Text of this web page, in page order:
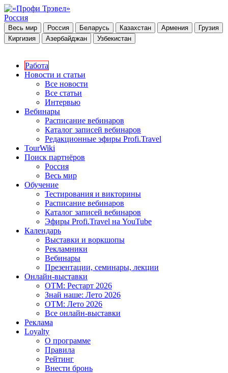
Россия
Весь мир Россия Беларусь Казахстан Армения
Грузия
Киргизия
Азербайджан Узбекистан
Работа
Новости и статьи
Все новости
Все статьи
Интервью
Вебинары
Расписание вебинаров
Каталог записей вебинаров
Редакционные эфиры Profi.Travel
TourWiki
Поиск партнёров
Россия
Весь мир
Обучение
Тестирования и викторины
Расписание вебинаров
Каталог записей вебинаров
Эфиры Profi.Travel на YouTube
Календарь
Выставки и воркшопы
Рекламники
Вебинары
Презентации, семинары, лекции
Онлайн-выставки
OTM: Рестарт 2026
Знай наше: Лето 2026
OTM: Лето 2026
Все онлайн-выставки
Реклама
Loyalty
О программе
Правила
Рейтинг
Внести бронь